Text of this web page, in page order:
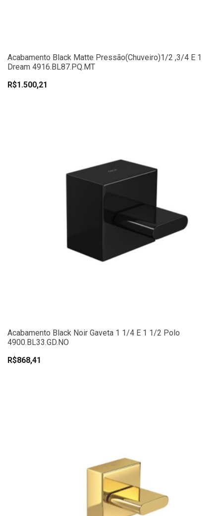
Acabamento Black Matte Pressão(chuveiro)1/2 ,3/4 E 1
Dream 4916.BL87.PQ.MT
R$1.500,21
Acabamento Black Noir Gaveta 1 1/4 E 1 1/2 Polo
4900.BL33.GD.NO
R$868,41